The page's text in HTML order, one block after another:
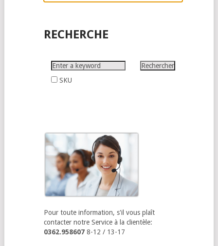
RECHERCHE
SKU
Pour toute information, s'il vous plaît
contacter notre Service à la clientèle:
0362.9586078-12 / 13-17